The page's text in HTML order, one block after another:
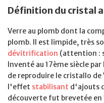
Définition du cristal
Verre au plomb dont la
plomb. Il est limpide, très
dévitrification (attention :
Inventé au 17ème siècle
de reproduire le cristallo de
l'effet stabilisant d'ajouts
découverte fut brevetée en